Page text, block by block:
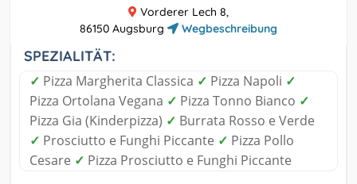
Vorderer Lech 8,
86150 Augsburg
Wegbeschreibung
SPEZIALITÄT:
✓ Pizza Margherita Classica ✓ Pizza Napoli ✓
Pizza Ortolana Vegana ✓ Pizza Tonno Bianco ✓
Pizza Gia (Kinderpizza) ✓ Burrata Rosso e Verde
✓ Prosciutto e Funghi Piccante ✓ Pizza Pollo
Cesare ✓ Pizza Prosciutto e Funghi Piccante